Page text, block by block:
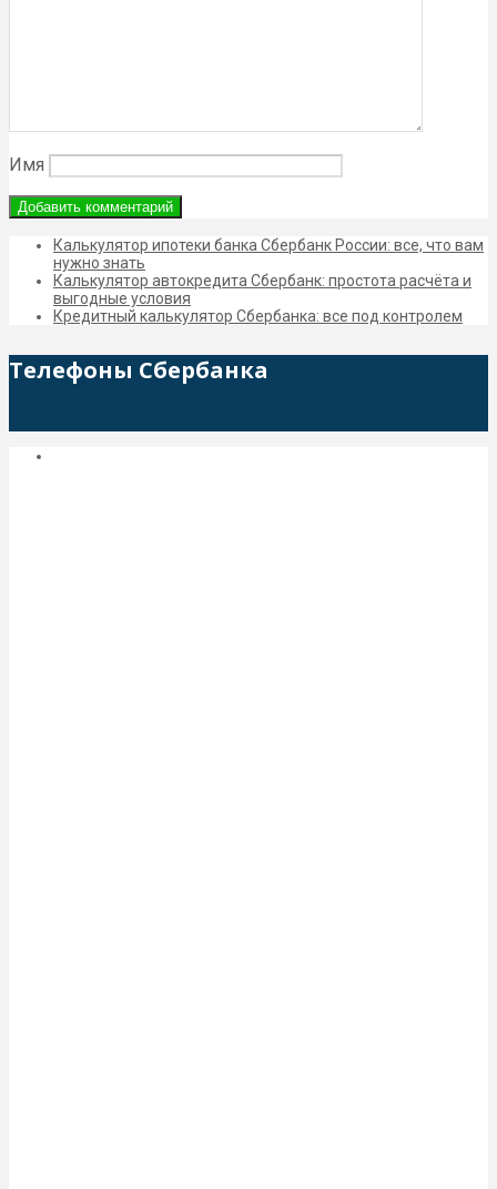
Имя
Калькулятор ипотеки банка Сбербанк России: все, что вам
нужно знать
Калькулятор автокредита Сбербанк: простота расчёта и
выгодные условия
Кредитный калькулятор Сбербанка: все под контролем
Телефоны Сбербанка